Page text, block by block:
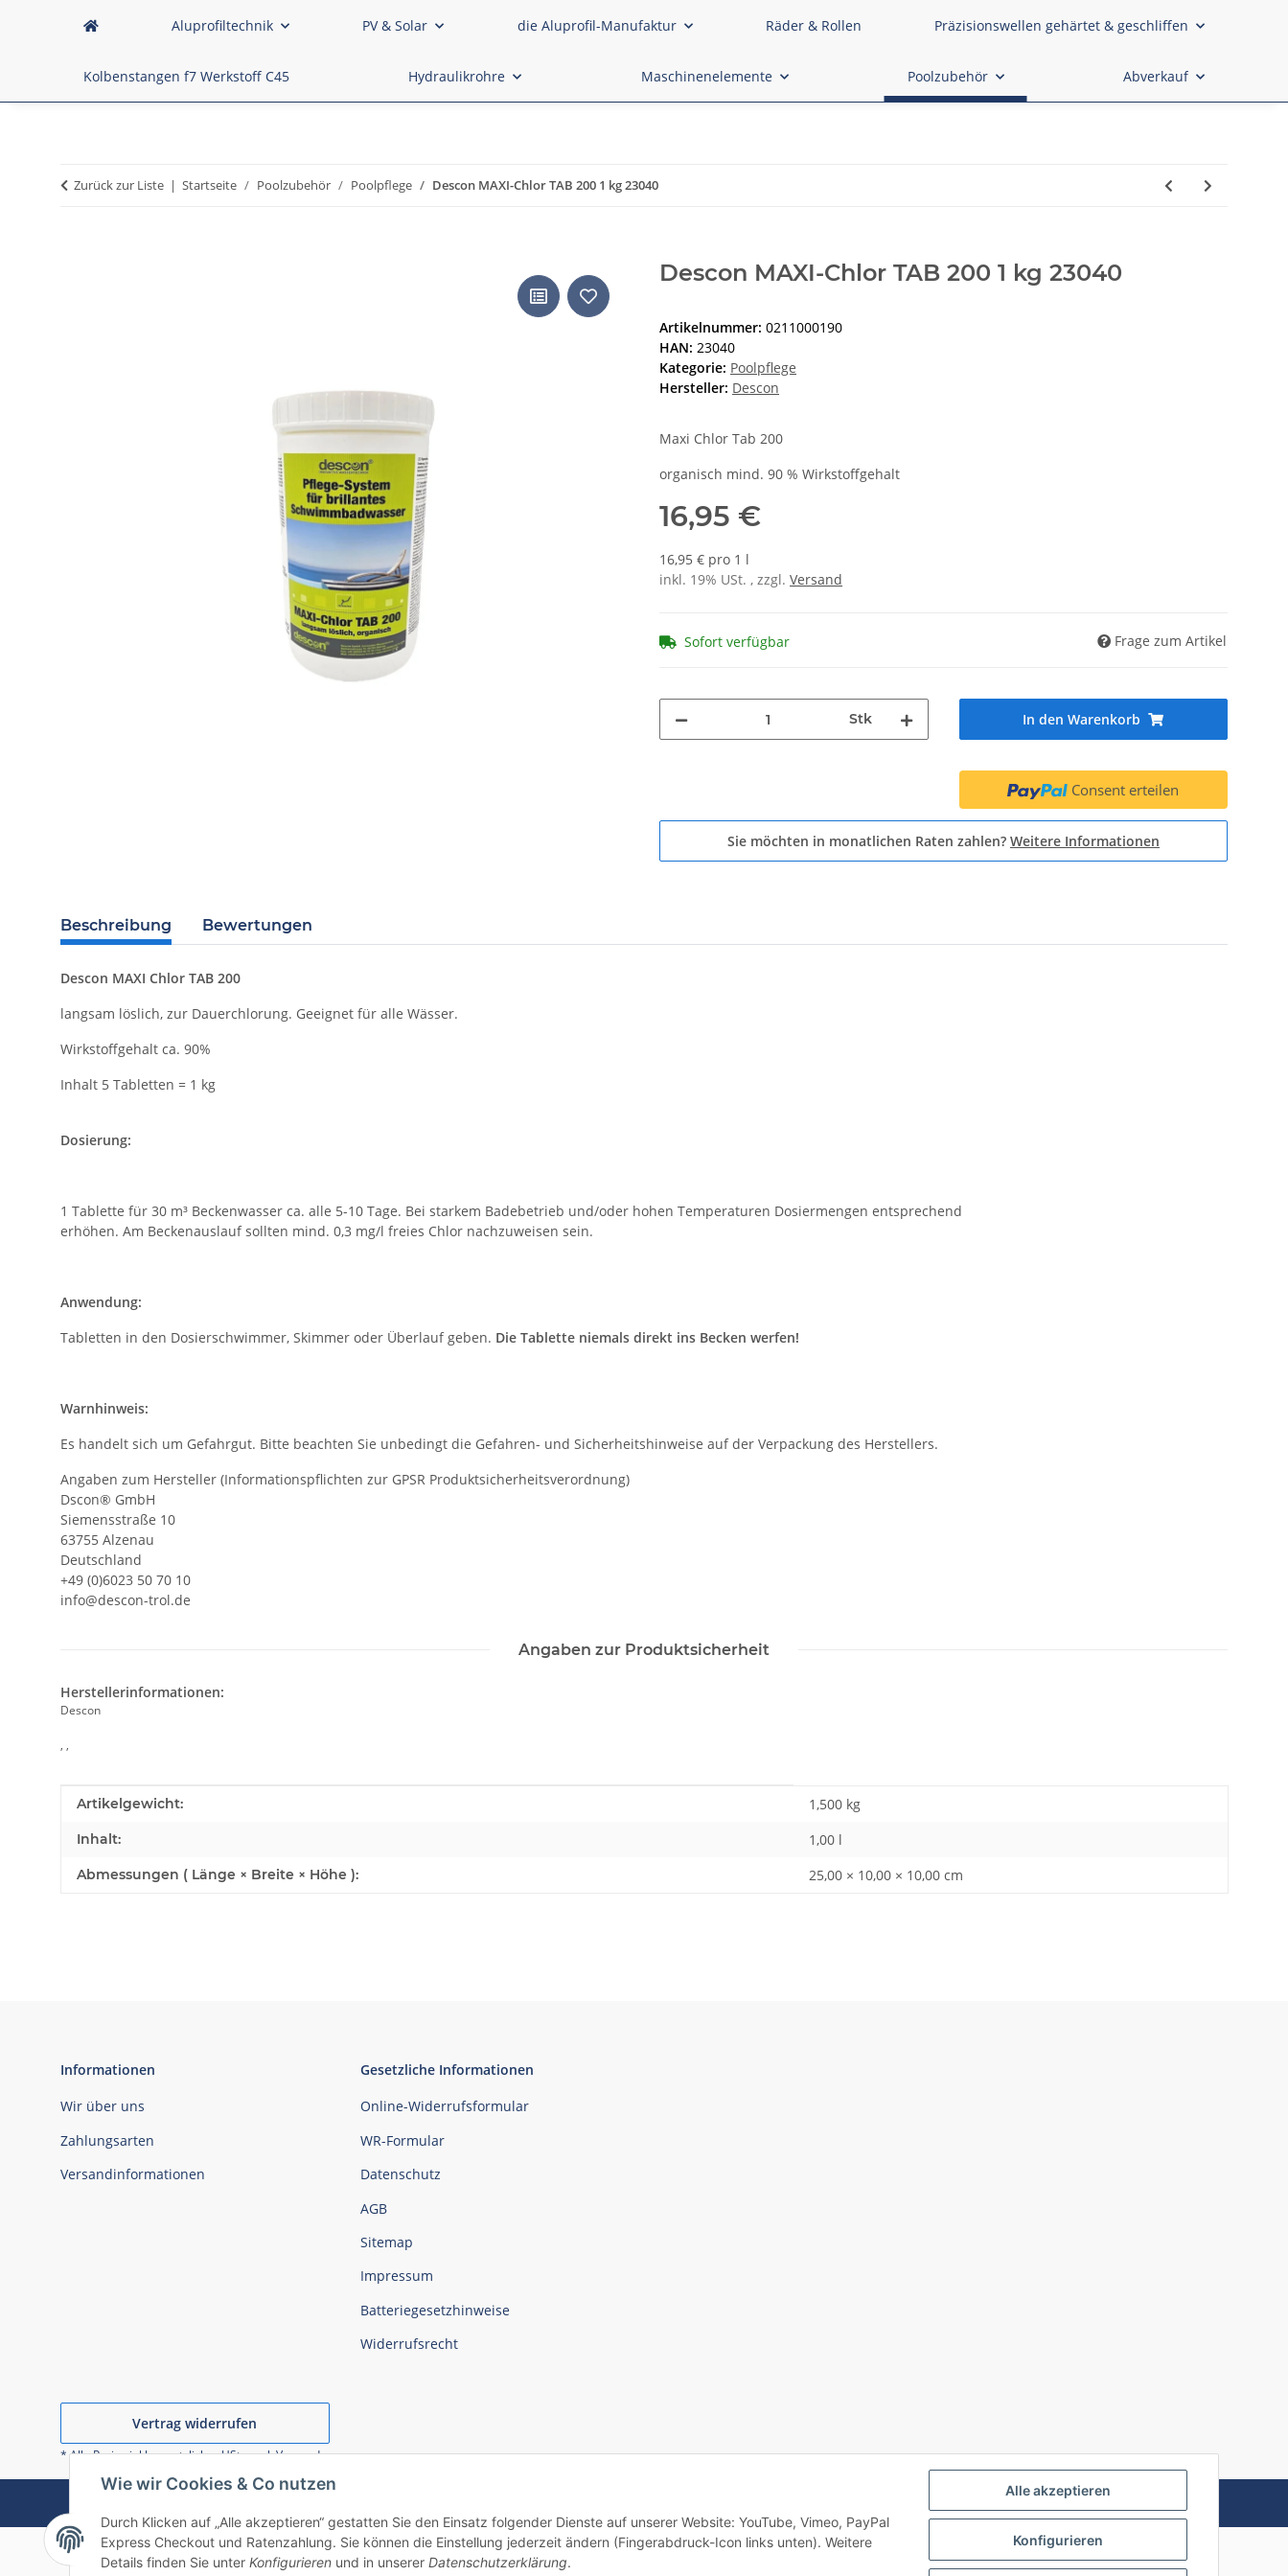
Alle akzeptieren
Konfigurieren
Wie wir Cookies & Co nutzen
Durch Klicken auf „Alle akzeptieren“ gestatten Sie den Einsatz folgender Dienste auf unserer Website: YouTube, Vimeo, PayPal
Express Checkout und Ratenzahlung. Sie können die Einstellung jederzeit ändern (Fingerabdruck-Icon links unten). Weitere
Details finden Sie unter Konfigurieren und in unserer Datenschutzerklärung.
Aluprofiltechnik PV & Solar die Aluprofil-Manufaktur Räder & Rollen Präzisionswellen gehärtet & geschliffen
Kolbenstangen f7 Werkstoff C45 Hydraulikrohre Maschinenelemente Poolzubehör Abverkauf
Zurück zur Liste Startseite Poolzubehör Poolpflege Descon MAXI-Chlor TAB 200 1 kg 23040
Descon MAXI-Chlor TAB 200 1 kg 23040
Artikelnummer: 0211000190
HAN: 23040
Kategorie: Poolpflege
Hersteller: Descon
Maxi Chlor Tab 200
organisch mind. 90 % Wirkstoffgehalt
16,95 €
16,95 € pro 1 l
inkl. 19% USt. , zzgl. Versand
Sofort verfügbar Frage zum Artikel
Stk In den Warenkorb
Consent erteilen
Sie möchten in monatlichen Raten zahlen? Weitere Informationen
Beschreibung Bewertungen
Descon MAXI Chlor TAB 200
langsam löslich, zur Dauerchlorung. Geeignet für alle Wässer.
Wirkstoffgehalt ca. 90%
Inhalt 5 Tabletten = 1 kg
Dosierung:
1 Tablette für 30 m³ Beckenwasser ca. alle 5-10 Tage. Bei starkem Badebetrieb und/oder hohen Temperaturen Dosiermengen entsprechend
erhöhen. Am Beckenauslauf sollten mind. 0,3 mg/l freies Chlor nachzuweisen sein.
Anwendung:
Tabletten in den Dosierschwimmer, Skimmer oder Überlauf geben. Die Tablette niemals direkt ins Becken werfen!
Warnhinweis:
Es handelt sich um Gefahrgut. Bitte beachten Sie unbedingt die Gefahren- und Sicherheitshinweise auf der Verpackung des Herstellers.
Angaben zum Hersteller (Informationspflichten zur GPSR Produktsicherheitsverordnung)
Dscon® GmbH
Siemensstraße 10
63755 Alzenau
Deutschland
+49 (0)6023 50 70 10
info@descon-trol.de
Angaben zur Produktsicherheit
Herstellerinformationen:
Descon
, ,
Produkteigenschaft
Wert
Artikelgewicht: 1,500 kg
Inhalt: 1,00 l
Abmessungen ( Länge × Breite × Höhe ): 25,00 × 10,00 × 10,00 cm
Informationen
Wir über uns
Zahlungsarten
Versandinformationen
Gesetzliche Informationen
Online-Widerrufsformular
WR-Formular
Datenschutz
AGB
Sitemap
Impressum
Batteriegesetzhinweise
Widerrufsrecht
Vertrag widerrufen
* Alle Preise inkl. gesetzlicher USt., zzgl.Versand